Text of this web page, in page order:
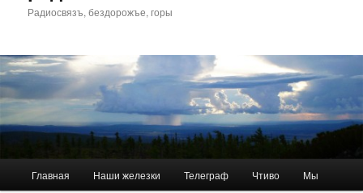
Радиосвязъ, бездорожъе, горы
Главная Наши железки Телеграф Чтиво Мы